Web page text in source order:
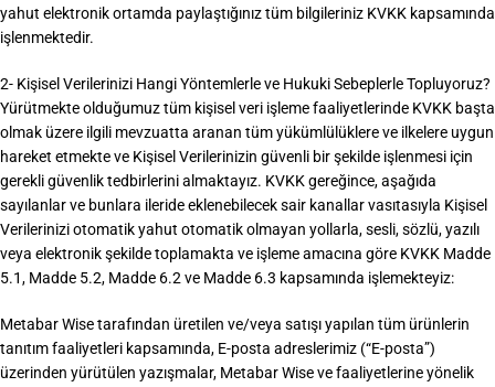
yahut elektronik ortamda paylaştığınız tüm bilgileriniz KVKK kapsamında
işlenmektedir.
2- Kişisel Verilerinizi Hangi Yöntemlerle ve Hukuki Sebeplerle Topluyoruz?
Yürütmekte olduğumuz tüm kişisel veri işleme faaliyetlerinde KVKK başta
olmak üzere ilgili mevzuatta aranan tüm yükümlülüklere ve ilkelere uygun
hareket etmekte ve Kişisel Verilerinizin güvenli bir şekilde işlenmesi için
gerekli güvenlik tedbirlerini almaktayız. KVKK gereğince, aşağıda
sayılanlar ve bunlara ileride eklenebilecek sair kanallar vasıtasıyla Kişisel
Verilerinizi otomatik yahut otomatik olmayan yollarla, sesli, sözlü, yazılı
veya elektronik şekilde toplamakta ve işleme amacına göre KVKK Madde
5.1, Madde 5.2, Madde 6.2 ve Madde 6.3 kapsamında işlemekteyiz:
Metabar Wise tarafından üretilen ve/veya satışı yapılan tüm ürünlerin
tanıtım faaliyetleri kapsamında, E-posta adreslerimiz (“E-posta”)
üzerinden yürütülen yazışmalar, Metabar Wise ve faaliyetlerine yönelik